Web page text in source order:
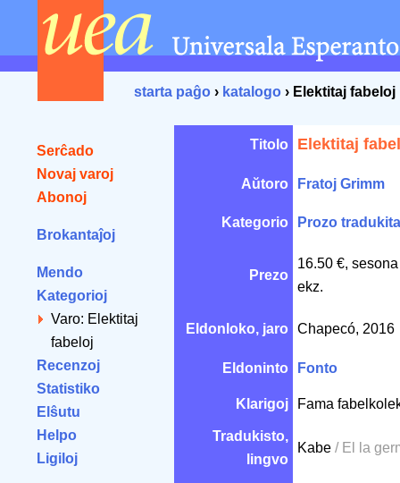
starta paĝo › katalogo › Elektitaj fabeloj
Serĉado
Novaj varoj
Abonoj
Brokantaĵoj
Mendo
Kategorioj
Varo: Elektitaj
fabeloj
Recenzoj
Statistiko
Elŝutu
Helpo
Ligiloj
Titolo Elektitaj
Aŭtoro Fratoj Grimm
Kategorio Prozo tradukita
Prezo
16.50 €,
ekz.
Eldonloko, jaro Chapecó, 2016
Eldoninto Fonto
Klarigoj Fama
Tradukisto,
lingvo
Kabe / El la